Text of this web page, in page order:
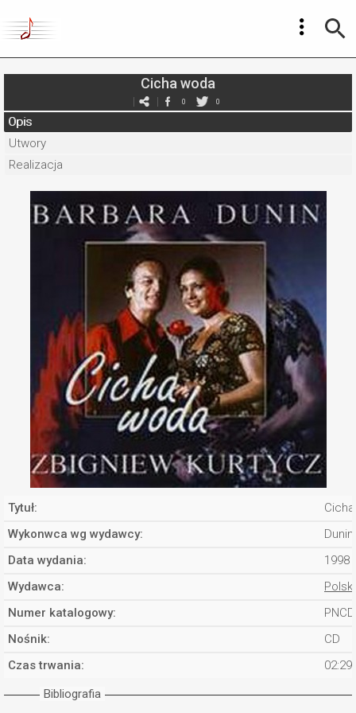
Cicha woda
0 0
Opis
Utwory
Realizacja
Tytuł:
Wykonwca wg wydawcy:
Data wydania:
1998
Wydawca:
Numer katalogowy:
Nośnik:
CD
Czas trwania:
Bibliografia